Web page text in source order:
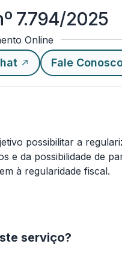
7.794/2025
Online
Fale
possibilitar a
e da possibilidade de
à regularidade fiscal.
serviço?